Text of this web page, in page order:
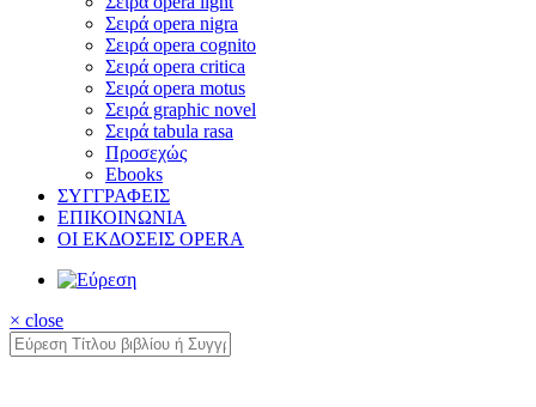
Σειρά opera nigra
Σειρά opera cognito
Σειρά opera critica
Σειρά opera motus
Σειρά graphic novel
Σειρά tabula rasa
Προσεχώς
Ebooks
ΣΥΓΓΡΑΦΕΙΣ
ΕΠΙΚΟΙΝΩΝΙΑ
ΟΙ ΕΚΔΟΣΕΙΣ OPERA
× close